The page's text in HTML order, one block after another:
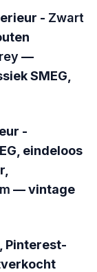
- Zwart
—
SMEG,
-
eindeloos
— vintage
Pinterest-